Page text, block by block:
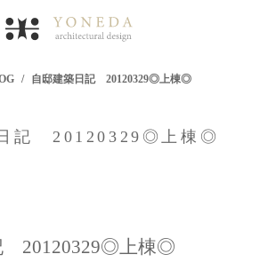
自邸建築日記 20120329◎上棟◎
日記 20120329◎上棟◎
20120329◎上棟◎